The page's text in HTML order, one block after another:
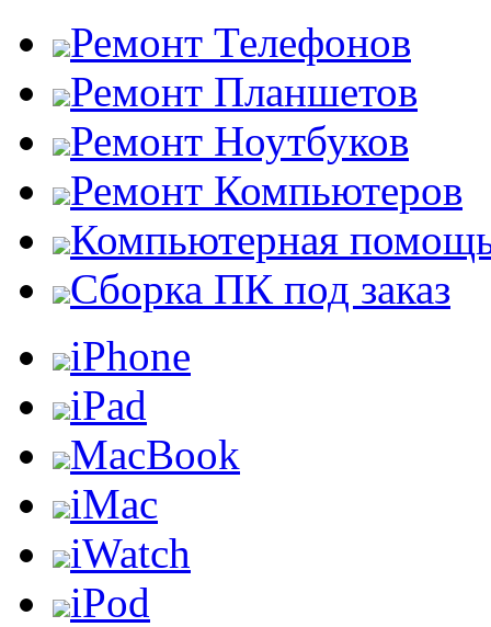
Ремонт Телефонов
Ремонт Планшетов
Ремонт Ноутбуков
Ремонт Компьютеров
Компьютерная
Сборка ПК под заказ
iPhone
iPad
MacBook
iMac
iWatch
iPod